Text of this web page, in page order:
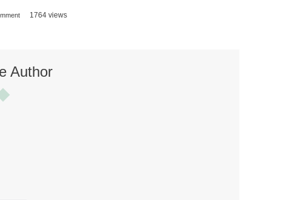
1764 views
Author